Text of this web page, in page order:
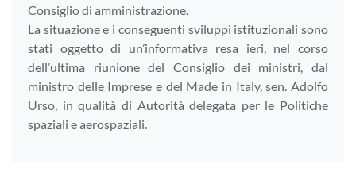
Consiglio di amministrazione.
La situazione e i conseguenti sviluppi istituzionali sono
stati oggetto di un’informativa resa ieri, nel corso
dell’ultima riunione del Consiglio dei ministri, dal
ministro delle Imprese e del Made in Italy, sen. Adolfo
Urso, in qualità di Autorità delegata per le Politiche
spaziali e aerospaziali.